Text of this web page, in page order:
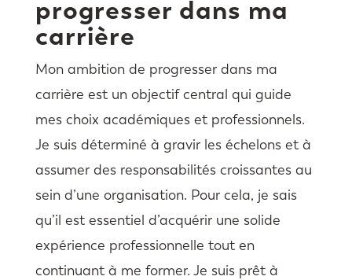
progresser dans ma
carrière
Mon ambition de progresser dans ma
carrière est un objectif central qui guide
mes choix académiques et professionnels.
Je suis déterminé à gravir les échelons et à
assumer des responsabilités croissantes au
sein d’une organisation. Pour cela, je sais
qu’il est essentiel d’acquérir une solide
expérience professionnelle tout en
continuant à me former. Je suis prêt à